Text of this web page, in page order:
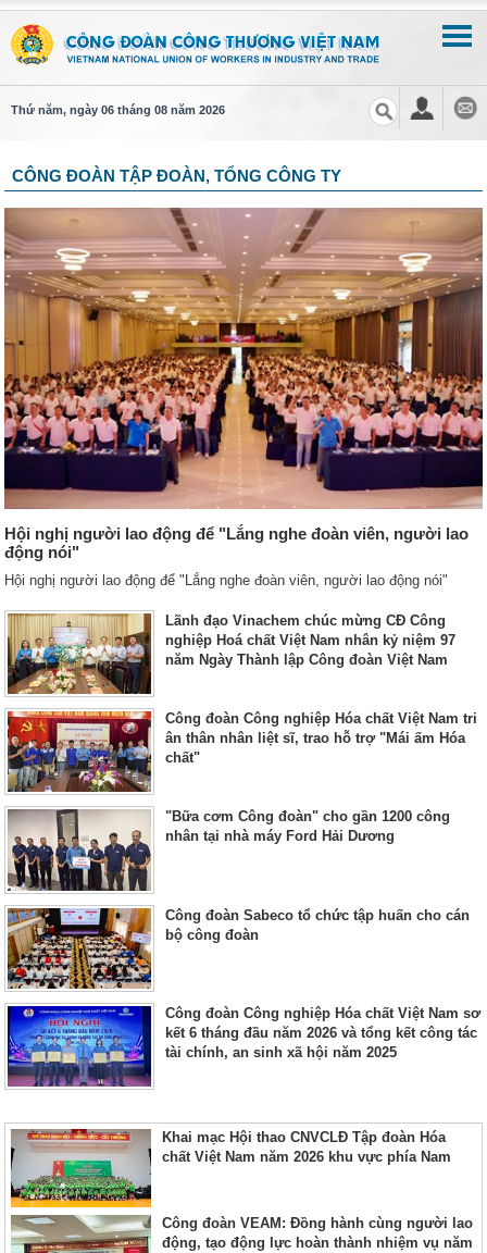
Thứ năm, ngày 06 tháng 08 năm 2026
CÔNG ĐOÀN TẬP ĐOÀN, TỔNG CÔNG TY
Hội nghị người lao động để "Lắng nghe đoàn viên, người lao
động nói"
Hội nghị người lao động để "Lắng nghe đoàn viên, người lao động nói"
Lãnh đạo Vinachem chúc mừng CĐ Công
nghiệp Hoá chất Việt Nam nhân kỷ niệm 97
năm Ngày Thành lập Công đoàn Việt Nam
Công đoàn Công nghiệp Hóa chất Việt Nam tri
ân thân nhân liệt sĩ, trao hỗ trợ "Mái ấm Hóa
chất"
"Bữa cơm Công đoàn" cho gần 1200 công
nhân tại nhà máy Ford Hải Dương
Công đoàn Sabeco tổ chức tập huấn cho cán
bộ công đoàn
Công đoàn Công nghiệp Hóa chất Việt Nam sơ
kết 6 tháng đầu năm 2026 và tổng kết công tác
tài chính, an sinh xã hội năm 2025
Khai mạc Hội thao CNVCLĐ Tập đoàn Hóa
chất Việt Nam năm 2026 khu vực phía Nam
Công đoàn VEAM: Đồng hành cùng người lao
động, tạo động lực hoàn thành nhiệm vụ năm